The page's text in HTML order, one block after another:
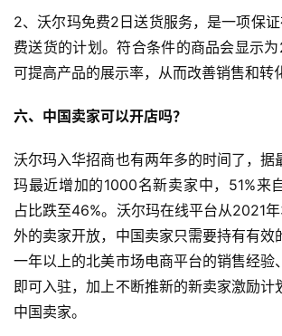
2、沃尔玛免费2日送货服务，是一项保
费送货的计划。符合条件的商品会显示为
可提高产品的展示率，从而改善销售和转
六、中国卖家可以开店吗？
沃尔玛入华招商也有两年多的时间了，据
玛最近增加的1000名新卖家中，51%来
占比跌至46%。沃尔玛在线平台从2021
外的卖家开放，中国卖家只需要持有有效
一年以上的北美市场电商平台的销售经验
即可入驻，加上不断推新的新卖家激励计
中国卖家。